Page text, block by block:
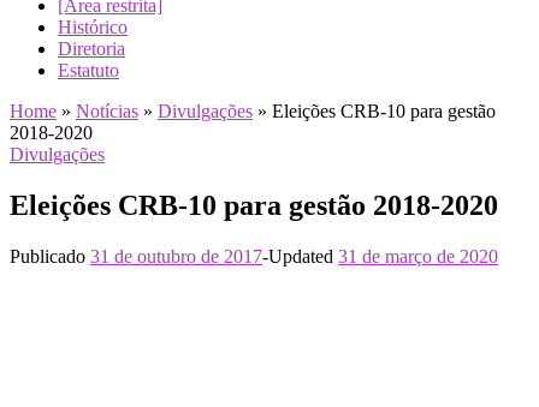
[Área restrita]
Histórico
Diretoria
Estatuto
Home » Notícias » Divulgações » Eleições CRB-10 para gestão
2018-2020
Divulgações
Eleições CRB-10 para gestão 2018-2020
Publicado 31 de outubro de 2017-Updated 31 de março de 2020